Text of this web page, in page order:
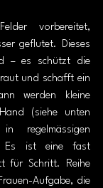
vorbereitet,
geflutet. Dieses
– es schützt die
und schafft ein
werden kleine
(siehe unten
regelmässigen
Es ist eine fast
für Schritt. Reihe
Aufgabe, die